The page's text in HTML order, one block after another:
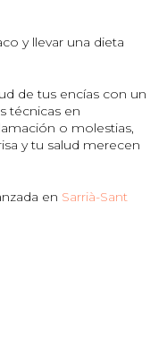
y llevar una dieta
de tus encías con un
técnicas en
o molestias,
y tu salud merecen
en Sarrià-Sant